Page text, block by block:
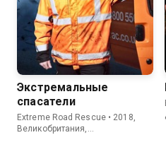
Экстремальные
спасатели
Extreme Road Rescue • 2018,
Великобритания,